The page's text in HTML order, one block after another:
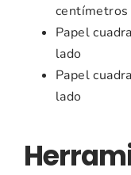
centímetros
Papel
lado
Papel
lado